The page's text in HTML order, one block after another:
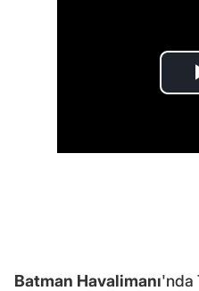
Batman Havalimanı'nda